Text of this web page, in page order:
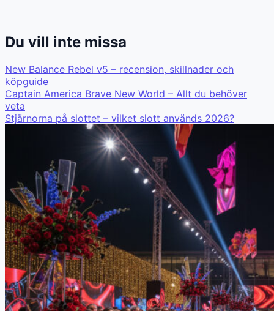
Du vill inte missa
New Balance Rebel v5 – recension, skillnader och
köpguide
Captain America Brave New World – Allt du behöver
veta
Stjärnorna på slottet – vilket slott används 2026?